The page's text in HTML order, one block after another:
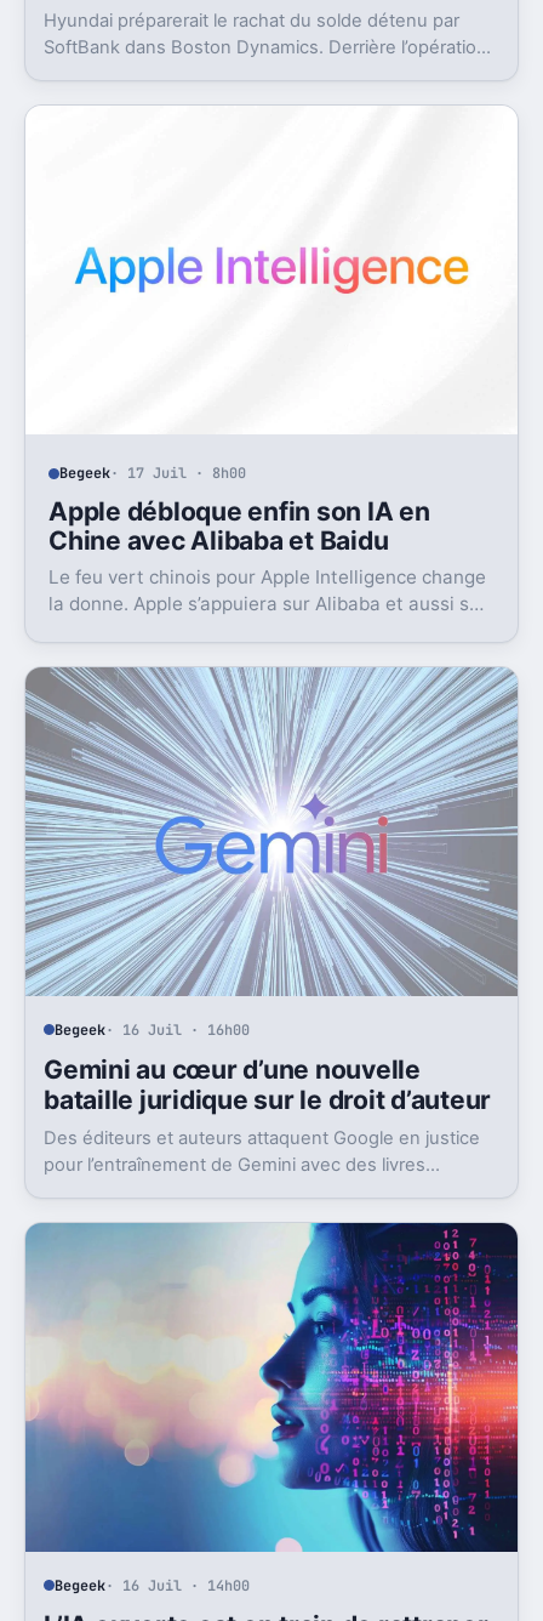
Hyundai préparerait le rachat du solde détenu par
SoftBank dans Boston Dynamics. Derrière l’opération,
Begeek· 17 Juil · 8h00
Apple débloque enfin son IA en
Chine avec Alibaba et Baidu
Le feu vert chinois pour Apple Intelligence change
la donne. Apple s’appuiera sur Alibaba et aussi sur
Begeek· 16 Juil · 16h00
Gemini au cœur d’une nouvelle
bataille juridique sur le droit d’auteur
Des éditeurs et auteurs attaquent Google en justice
pour l’entraînement de Gemini avec des livres
Begeek· 16 Juil · 14h00